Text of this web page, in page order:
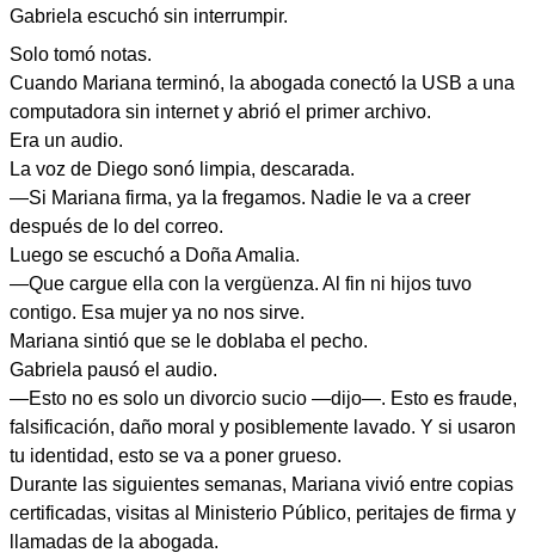
Gabriela escuchó sin interrumpir.
Solo tomó notas.
Cuando Mariana terminó, la abogada conectó la USB a una
computadora sin internet y abrió el primer archivo.
Era un audio.
La voz de Diego sonó limpia, descarada.
—Si Mariana firma, ya la fregamos. Nadie le va a creer
después de lo del correo.
Luego se escuchó a Doña Amalia.
—Que cargue ella con la vergüenza. Al fin ni hijos tuvo
contigo. Esa mujer ya no nos sirve.
Mariana sintió que se le doblaba el pecho.
Gabriela pausó el audio.
—Esto no es solo un divorcio sucio —dijo—. Esto es fraude,
falsificación, daño moral y posiblemente lavado. Y si usaron
tu identidad, esto se va a poner grueso.
Durante las siguientes semanas, Mariana vivió entre copias
certificadas, visitas al Ministerio Público, peritajes de firma y
llamadas de la abogada.